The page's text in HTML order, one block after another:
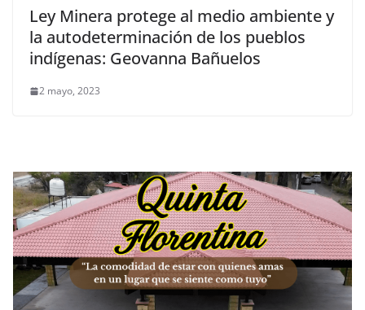
Ley Minera protege al medio ambiente y
la autodeterminación de los pueblos
indígenas: Geovanna Bañuelos
2 mayo, 2023